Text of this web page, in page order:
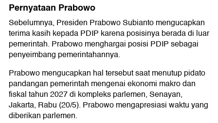
Pernyataan Prabowo
Sebelumnya, Presiden Prabowo Subianto mengucapkan
terima kasih kepada PDIP karena posisinya berada di luar
pemerintah. Prabowo menghargai posisi PDIP sebagai
penyeimbang pemerintahannya.
Prabowo mengucapkan hal tersebut saat menutup pidato
pandangan pemerintah mengenai ekonomi makro dan
fiskal tahun 2027 di kompleks parlemen, Senayan,
Jakarta, Rabu (20/5). Prabowo mengapresiasi waktu yang
diberikan parlemen.